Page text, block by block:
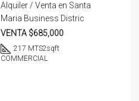
Alquiler / Venta en Santa
Maria Business Distric
VENTA $685,000
217 MTS2sqft
COMMERCIAL